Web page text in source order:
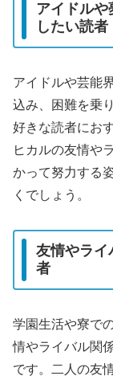
アイドルや
したい読者
アイドルや芸能
込み、困難を乗
好きな読者にお
ヒカルの友情や
かって努力する
くでしょう。
友情やライ
者
学園生活や寮で
情やライバル関
です。二人の友